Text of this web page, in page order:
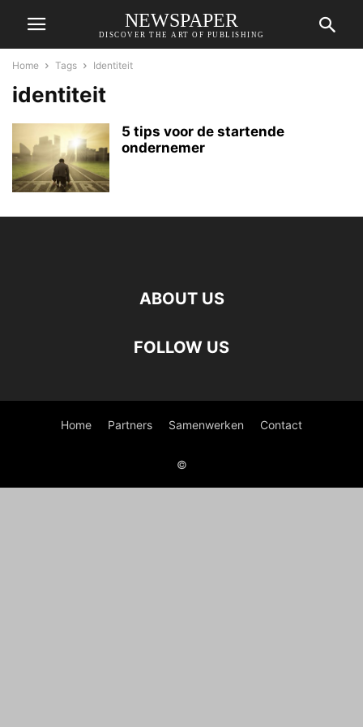
NEWSPAPER
DISCOVER THE ART OF PUBLISHING
Home Tags Identiteit
identiteit
5 tips voor de startende
ondernemer
ABOUT US
FOLLOW US
Home Partners Samenwerken Contact
©